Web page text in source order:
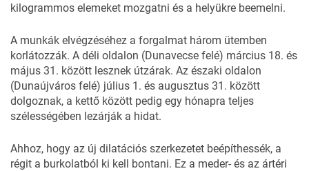
kilogrammos elemeket mozgatni és a helyükre beemelni.
A munkák elvégzéséhez a forgalmat három ütemben
korlátozzák. A déli oldalon (Dunavecse felé) március 18. és
május 31. között lesznek útzárak. Az északi oldalon
(Dunaújváros felé) július 1. és augusztus 31. között
dolgoznak, a kettő között pedig egy hónapra teljes
szélességében lezárják a hidat.
Ahhoz, hogy az új dilatációs szerkezetet beépíthessék, a
régit a burkolatból ki kell bontani. Ez a meder- és az ártéri